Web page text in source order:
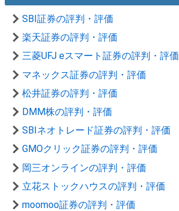
SBI証券の評判・評価
楽天証券の評判・評価
三菱UFJ eスマート証券の評判・評価
マネックス証券の評判・評価
松井証券の評判・評価
DMM株の評判・評価
SBIネオトレード証券の評判・評価
GMOクリック証券の評判・評価
岡三オンラインの評判・評価
立花ストックハウスの評判・評価
moomoo証券の評判・評価